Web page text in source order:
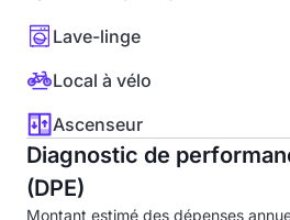
Lave-linge
Local à vélo
Ascenseur
Diagnostic de
(DPE)
Montant estimé des dépenses